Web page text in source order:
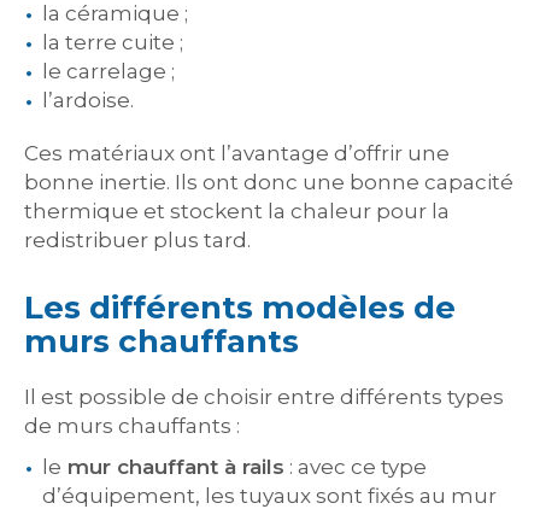
la céramique ;
la terre cuite ;
le carrelage ;
l’ardoise.
Ces matériaux ont l’avantage d’offrir une
bonne inertie. Ils ont donc une bonne capacité
thermique et stockent la chaleur pour la
redistribuer plus tard.
Les différents modèles de
murs chauffants
Il est possible de choisir entre différents types
de murs chauffants :
le mur chauffant à rails : avec ce type
d’équipement, les tuyaux sont fixés au mur